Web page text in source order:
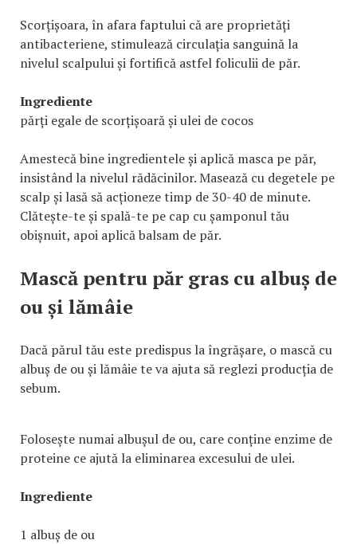
Scorțișoara, în afara faptului că are proprietăți
antibacteriene, stimulează circulația sanguină la
nivelul scalpului și fortifică astfel foliculii de păr.
Ingrediente
părți egale de scorțișoară și ulei de cocos
Amestecă bine ingredientele și aplică masca pe păr,
insistând la nivelul rădăcinilor. Masează cu degetele pe
scalp și lasă să acționeze timp de 30-40 de minute.
Clătește-te și spală-te pe cap cu șamponul tău
obișnuit, apoi aplică balsam de păr.
Mască pentru păr gras cu albuș de
ou și lămâie
Dacă părul tău este predispus la îngrășare, o mască cu
albuș de ou și lămâie te va ajuta să reglezi producția de
sebum.
Folosește numai albușul de ou, care conține enzime de
proteine ce ajută la eliminarea excesului de ulei.
Ingrediente
1 albuș de ou